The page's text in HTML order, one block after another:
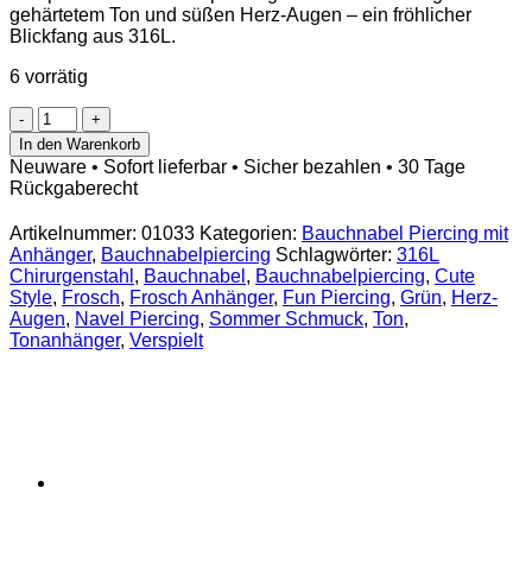
gehärtetem Ton und süßen Herz-Augen – ein fröhlicher
Blickfang aus 316L.
6 vorrätig
Bauchnabelpiercing
mit
Frosch-
Anhänger
aus
gehärtetem
Ton
mit
Herz-
Augen
Menge
In den Warenkorb
Neuware • Sofort lieferbar • Sicher bezahlen • 30 Tage
Rückgaberecht
Artikelnummer: 01033 Kategorien: Bauchnabel Piercing mit
Anhänger, Bauchnabelpiercing Schlagwörter: 316L
Chirurgenstahl , Bauchnabel , Bauchnabelpiercing, Cute
Style, Frosch, Frosch Anhänger, Fun Piercing, Grün, Herz-
Augen, Navel Piercing, Sommer Schmuck, Ton,
Tonanhänger, Verspielt